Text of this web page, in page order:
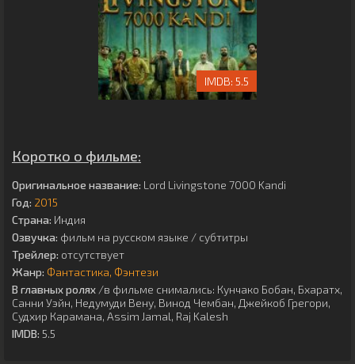
5.5
Коротко о фильме:
Оригинальное название: Lord Livingstone 7000 Kandi
Год: 2015
Страна: Индия
Озвучка: фильм на русском языке / субтитры
Трейлер: отсутствует
Жанр: Фантастика Фэнтези
В главных ролях /в фильме снимались: Кунчако Бобан, Бхаратх,
Санни Уэйн, Недумуди Вену, Винод Чембан, Джейкоб Грегори,
Судхир Карамана, Assim Jamal, Raj Kalesh
IMDB: 5.5